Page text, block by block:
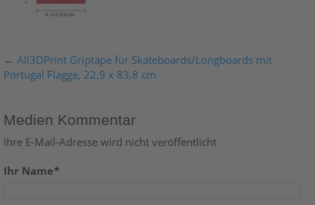
← All3DPrint Griptape für Skateboards/Longboards mit
Portugal Flagge, 22,9 x 83,8 cm
Medien Kommentar
Ihre E-Mail-Adresse wird nicht veröffentlicht
Ihr Name*